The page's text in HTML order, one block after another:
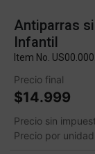
Antiparras
Infantil
Item No.
Precio final
$14.999
Precio sin
Precio por